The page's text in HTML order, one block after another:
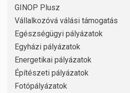
GINOP Plusz
Vállalkozóvá válási támogatás
Egészségügyi pályázatok
Egyházi pályázatok
Energetikai pályázatok
Építészeti pályázatok
Fotópályázatok